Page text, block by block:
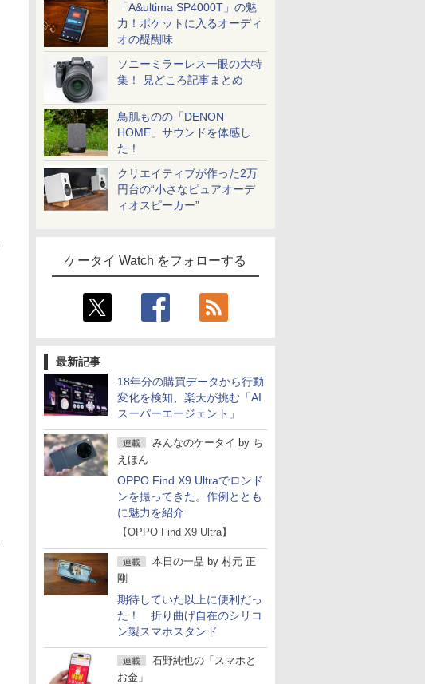
「A&ultima SP4000T」の魅
力！ポケットに入るオーディ
オの醍醐味
ソニーミラーレス一眼の大特
集！ 見どころ記事まとめ
鳥肌ものの「DENON
HOME」サウンドを体感し
た！
クリエイティブが作った2万
円台の“小さなピュアオーデ
ィオスピーカー”
ケータイ Watch をフォローする
最新記事
18年分の購買データから行動
変化を検知、楽天が挑む「AI
スーパーエージェント」
連載 みんなのケータイ by ち
えほん
OPPO Find X9 Ultraでロンド
ンを撮ってきた。作例ととも
に魅力を紹介
【OPPO Find X9 Ultra】
連載 本日の一品 by 村元 正
剛
期待していた以上に便利だっ
た！ 折り曲げ自在のシリコ
ン製スマホスタンド
連載
石野純也の「スマホと
お金」